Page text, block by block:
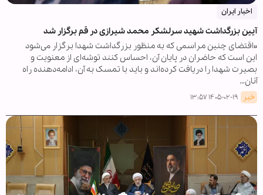
اخبار ایران
آیین بزرگداشت شهید سرلشکر محمد شیرازی در قم برگزار شد
«اقتضای چنین مراسمی که به منظور بزرگداشت شهدا برگزار می‌شود
این است که حاضران در پایان آن، احساس کنند توشه‌ای از معنویت و
بصیرت شهدا را دریافت کرده‌اند و باید با تمسک به آن، ادامه‌دهنده راه
آنان…
خبر ۱۴۰۵-۰۲-۱۹ ۱۳:۵۷